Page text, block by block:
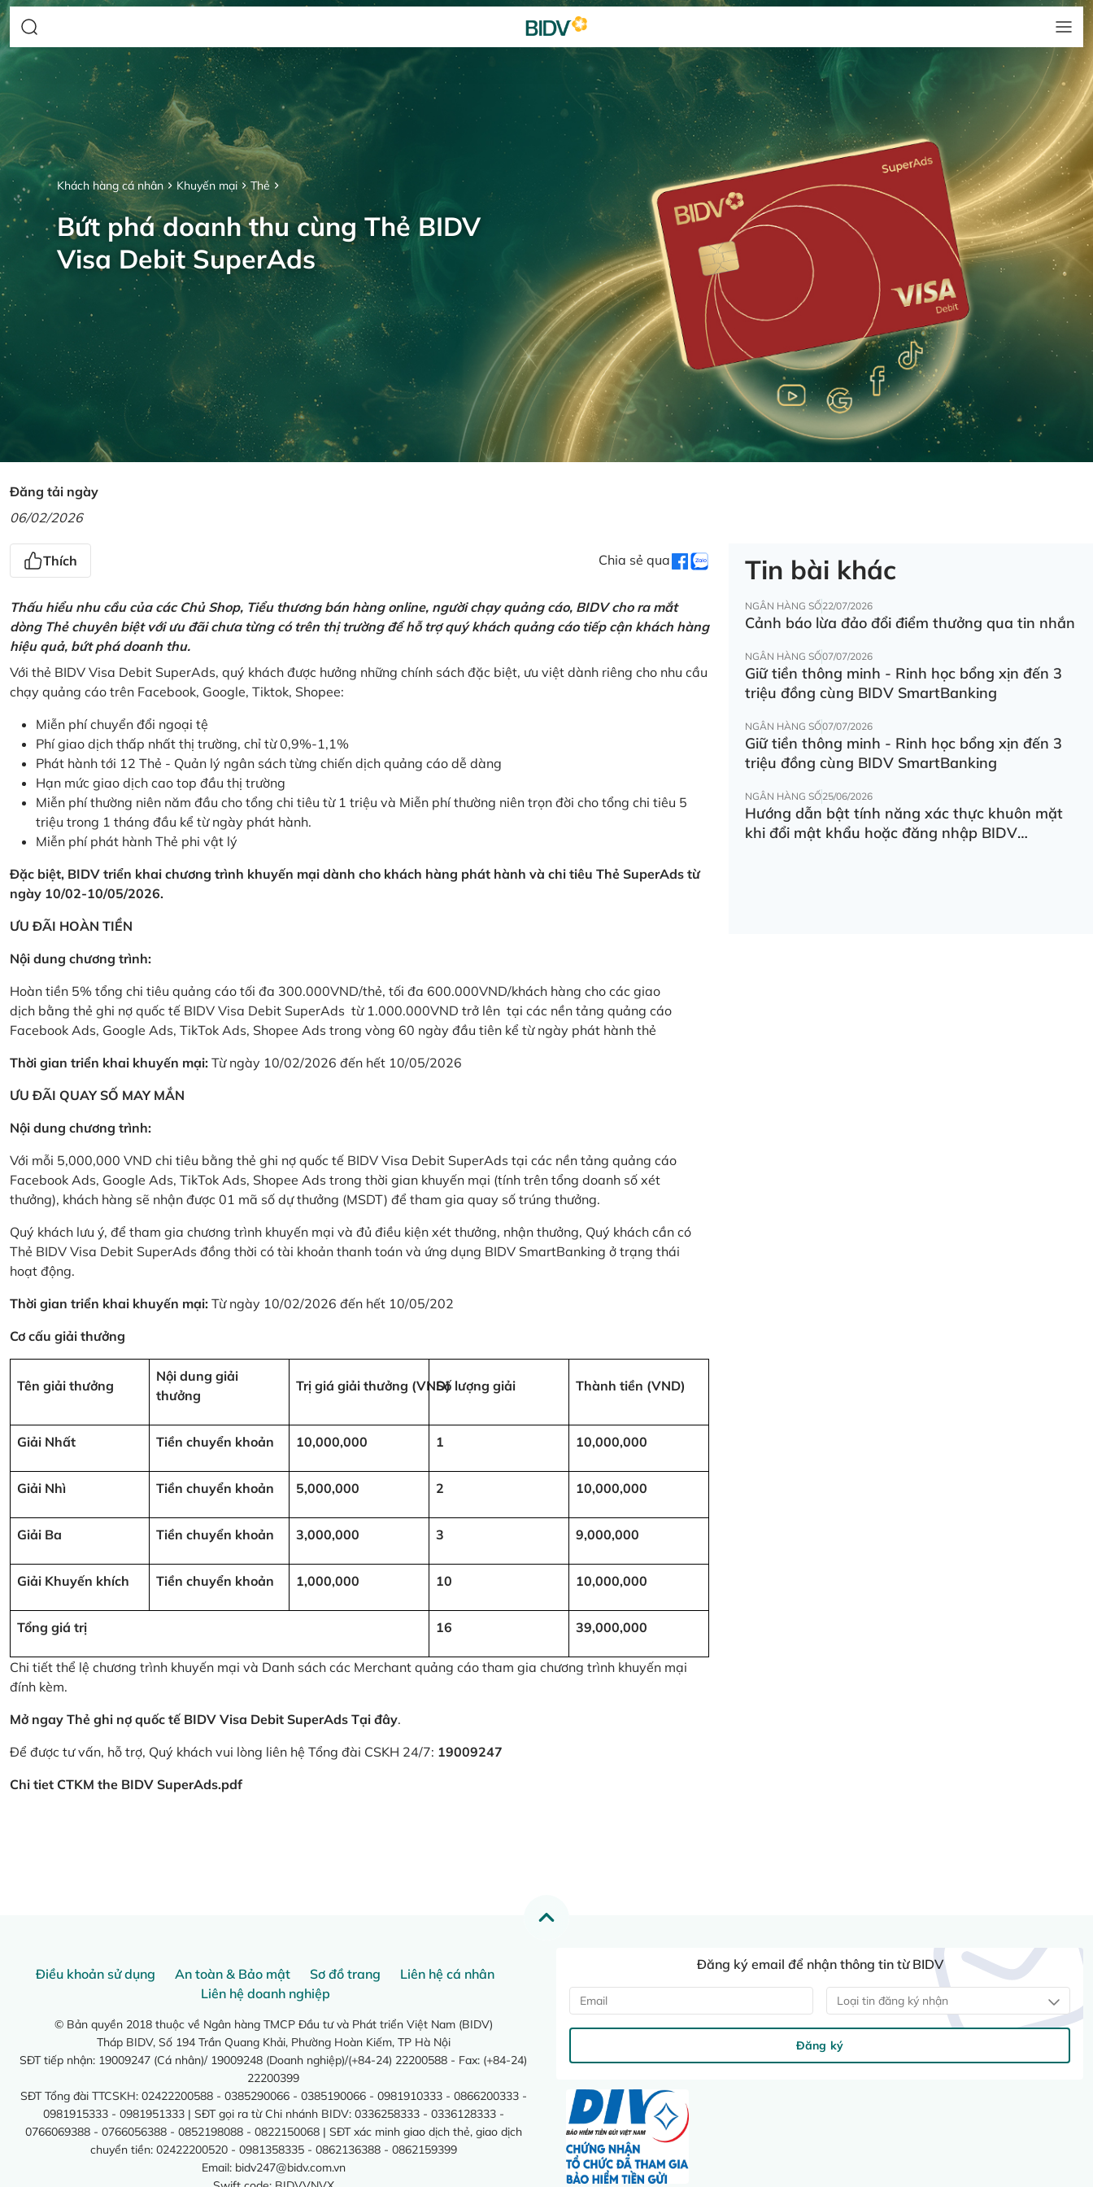
Khách hàng cá nhân Khuyến mại Thẻ
Bứt phá doanh thu cùng Thẻ BIDV
Visa Debit SuperAds
Đăng tải ngày
06/02/2026
Thích Chia sẻ qua
Thấu hiểu nhu cầu của các Chủ Shop, Tiểu thương bán hàng online, người chạy quảng cáo, BIDV cho ra mắt
dòng Thẻ chuyên biệt với ưu đãi chưa từng có trên thị trường để hỗ trợ quý khách quảng cáo tiếp cận khách hàng
hiệu quả, bứt phá doanh thu.
Với thẻ BIDV Visa Debit SuperAds, quý khách được hưởng những chính sách đặc biệt, ưu việt dành riêng cho nhu cầu
chạy quảng cáo trên Facebook, Google, Tiktok, Shopee:
Miễn phí chuyển đổi ngoại tệ
Phí giao dịch thấp nhất thị trường, chỉ từ 0,9%-1,1%
Phát hành tới 12 Thẻ - Quản lý ngân sách từng chiến dịch quảng cáo dễ dàng
Hạn mức giao dịch cao top đầu thị trường
Miễn phí thường niên năm đầu cho tổng chi tiêu từ 1 triệu và Miễn phí thường niên trọn đời cho tổng chi tiêu 5
triệu trong 1 tháng đầu kể từ ngày phát hành.
Miễn phí phát hành Thẻ phi vật lý
Đặc biệt, BIDV triển khai chương trình khuyến mại dành cho khách hàng phát hành và chi tiêu Thẻ SuperAds từ
ngày 10/02-10/05/2026.
ƯU ĐÃI HOÀN TIỀN
Nội dung chương trình:
Hoàn tiền 5% tổng chi tiêu quảng cáo tối đa 300.000VND/thẻ, tối đa 600.000VND/khách hàng cho các giao
dịch bằng thẻ ghi nợ quốc tế BIDV Visa Debit SuperAds từ 1.000.000VND trở lên tại các nền tảng quảng cáo
Facebook Ads, Google Ads, TikTok Ads, Shopee Ads trong vòng 60 ngày đầu tiên kể từ ngày phát hành thẻ
Thời gian triển khai khuyến mại: Từ ngày 10/02/2026 đến hết 10/05/2026
ƯU ĐÃI QUAY SỐ MAY MẮN
Nội dung chương trình:
Với mỗi 5,000,000 VND chi tiêu bằng thẻ ghi nợ quốc tế BIDV Visa Debit SuperAds tại các nền tảng quảng cáo
Facebook Ads, Google Ads, TikTok Ads, Shopee Ads trong thời gian khuyến mại (tính trên tổng doanh số xét
thưởng), khách hàng sẽ nhận được 01 mã số dự thưởng (MSDT) để tham gia quay số trúng thưởng.
Quý khách lưu ý, để tham gia chương trình khuyến mại và đủ điều kiện xét thưởng, nhận thưởng, Quý khách cần có
Thẻ BIDV Visa Debit SuperAds đồng thời có tài khoản thanh toán và ứng dụng BIDV SmartBanking ở trạng thái
hoạt động.
Thời gian triển khai khuyến mại: Từ ngày 10/02/2026 đến hết 10/05/202
Cơ cấu giải thưởng
Tên giải thưởng
Nội dung giải
thưởng
Trị giá giải thưởng (VND)Số lượng giải Thành tiền (VND)
Giải Nhất Tiền chuyển khoản 10,000,000 1 10,000,000
Giải Nhì Tiền chuyển khoản 5,000,000 2 10,000,000
Giải Ba Tiền chuyển khoản 3,000,000 3 9,000,000
Giải Khuyến khích Tiền chuyển khoản 1,000,000 10 10,000,000
Tổng giá trị 16 39,000,000
Chi tiết thể lệ chương trình khuyến mại và Danh sách các Merchant quảng cáo tham gia chương trình khuyến mại
đính kèm.
Mở ngay Thẻ ghi nợ quốc tế BIDV Visa Debit SuperAds Tại đây.
Để được tư vấn, hỗ trợ, Quý khách vui lòng liên hệ Tổng đài CSKH 24/7: 19009247
Chi tiet CTKM the BIDV SuperAds.pdf
Tin bài khác
NGÂN HÀNG SỐ22/07/2026
Cảnh báo lừa đảo đổi điểm thưởng qua tin nhắn
NGÂN HÀNG SỐ07/07/2026
Giữ tiền thông minh - Rinh học bổng xịn đến 3
triệu đồng cùng BIDV SmartBanking
NGÂN HÀNG SỐ07/07/2026
Giữ tiền thông minh - Rinh học bổng xịn đến 3
triệu đồng cùng BIDV SmartBanking
NGÂN HÀNG SỐ25/06/2026
Hướng dẫn bật tính năng xác thực khuôn mặt
khi đổi mật khẩu hoặc đăng nhập BIDV
Điều khoản sử dụng An toàn & Bảo mật Sơ đồ trang
Liên hệ cá nhân
Liên hệ doanh nghiệp
© Bản quyền 2018 thuộc về Ngân hàng TMCP Đầu tư và Phát triển Việt Nam (BIDV)
Tháp BIDV, Số 194 Trần Quang Khải, Phường Hoàn Kiếm, TP Hà Nội
SĐT tiếp nhận: 19009247 (Cá nhân)/ 19009248 (Doanh nghiệp)/(+84-24) 22200588 - Fax: (+84-24)
22200399
SĐT Tổng đài TTCSKH: 02422200588 - 0385290066 - 0385190066 - 0981910333 - 0866200333 -
0981915333 - 0981951333 | SĐT gọi ra từ Chi nhánh BIDV: 0336258333 - 0336128333 -
0766069388 - 0766056388 - 0852198088 - 0822150068 | SĐT xác minh giao dịch thẻ, giao dịch
chuyển tiền: 02422200520 - 0981358335 - 0862136388 - 0862159399
Email: bidv247@bidv.com.vn
Đăng ký email để nhận thông tin từ BIDV
Loại tin đăng ký nhận
Đăng ký